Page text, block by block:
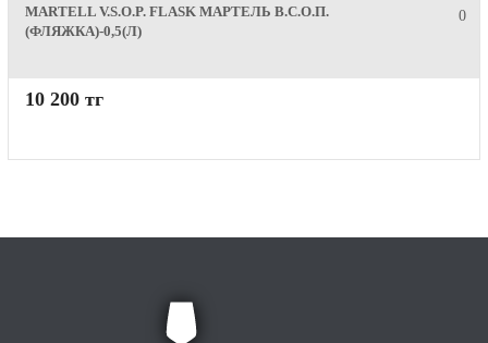
0
MARTELL V.S.O.P. FLASK МАРТЕЛЬ В.С.О.П.
(ФЛЯЖКА)-0,5(Л)
10 200 тг